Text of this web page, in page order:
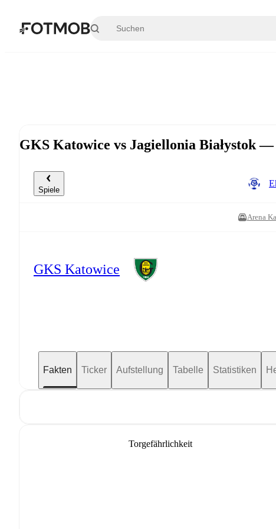
GKS Katowice vs Jagiellonia Białystok
Spiele
Arena
GKS Katowice
Fakten Ticker Aufstellung Tabelle Statistiken
Torgefährlichkeit